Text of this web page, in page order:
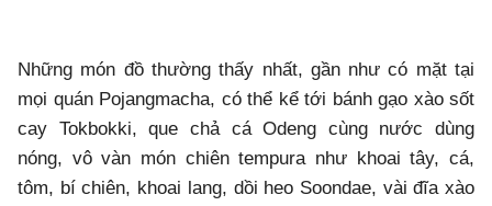
Những món đồ thường thấy nhất, gần như có mặt tại
mọi quán Pojangmacha, có thể kể tới bánh gạo xào sốt
cay Tokbokki, que chả cá Odeng cùng nước dùng
nóng, vô vàn món chiên tempura như khoai tây, cá,
tôm, bí chiên, khoai lang, dồi heo Soondae, vài đĩa xào